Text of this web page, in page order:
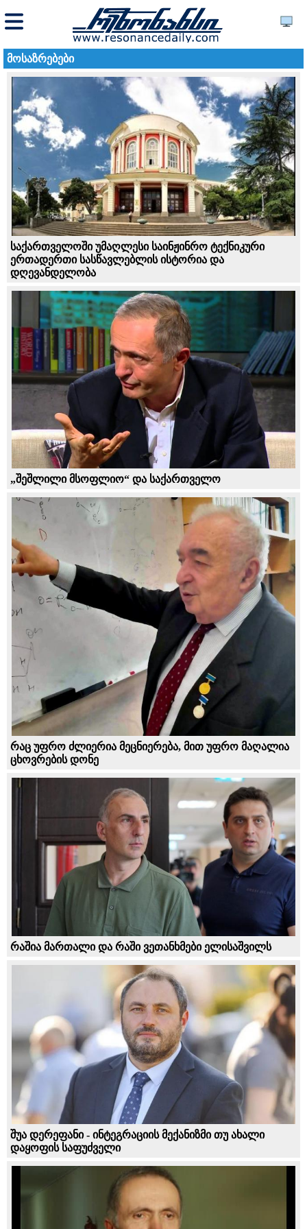
მოსაზრებები
საქართველოში უმაღლესი საინჟინრო ტექნიკური
ერთადერთი სასწავლებლის ისტორია და
დღევანდელობა
„შეშლილი მსოფლიო“ და საქართველო
რაც უფრო ძლიერია მეცნიერება, მით უფრო მაღალია
ცხოვრების დონე
რაშია მართალი და რაში ვეთანხმები ელისაშვილს
შუა დერეფანი - ინტეგრაციის მექანიზმი თუ ახალი
დაყოფის საფუძველი